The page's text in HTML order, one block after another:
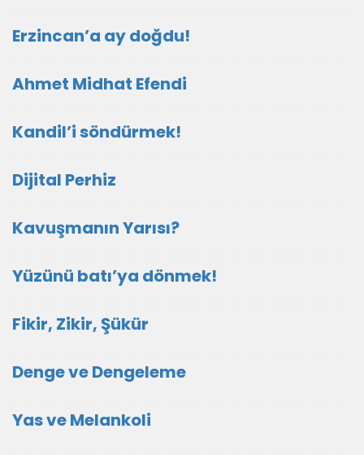
Erzincan’a ay doğdu!
Ahmet Midhat Efendi
Kandil’i söndürmek!
Dijital Perhiz
Kavuşmanın Yarısı?
Yüzünü batı’ya dönmek!
Fikir, Zikir, Şükür
Denge ve Dengeleme
Yas ve Melankoli